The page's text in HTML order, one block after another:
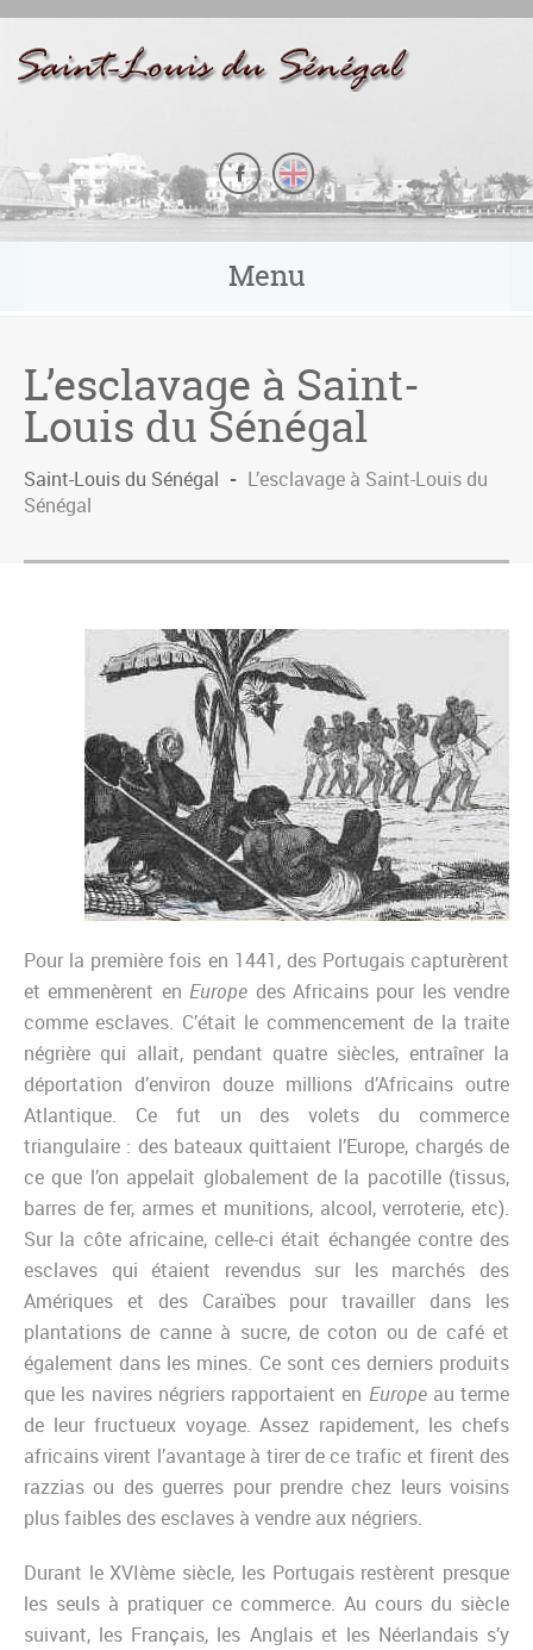
Menu
L’esclavage à Saint-
Louis du Sénégal
Saint-Louis du Sénégal - L’esclavage à Saint-Louis du
Sénégal
Pour la première fois en 1441, des Portugais capturèrent
et emmenèrent enEurope des Africains pour les vendre
comme esclaves. C’était le commencement de la traite
négrière qui allait, pendant quatre siècles, entraîner la
déportation d’environ douze millions d’Africains outre
Atlantique. Ce fut un des volets du commerce
triangulaire : des bateaux quittaient l’Europe, chargés de
ce que l’on appelait globalement de la pacotille (tissus,
barres de fer, armes et munitions, alcool, verroterie, etc).
Sur la côte africaine, celle-ci était échangée contre des
esclaves qui étaient revendus sur les marchés des
Amériques et des Caraïbes pour travailler dans les
plantations de canne à sucre, de coton ou de café et
également dans les mines. Ce sont ces derniers produits
que les navires négriers rapportaient en Europeau terme
de leur fructueux voyage. Assez rapidement, les chefs
africains virent l’avantage à tirer de ce trafic et firent des
razzias ou des guerres pour prendre chez leurs voisins
plus faibles des esclaves à vendre aux négriers.
Durant le XVIème siècle, les Portugais restèrent presque
les seuls à pratiquer ce commerce. Au cours du siècle
suivant, les Français, les Anglais et les Néerlandais s’y
Panneau de gestion des cookies